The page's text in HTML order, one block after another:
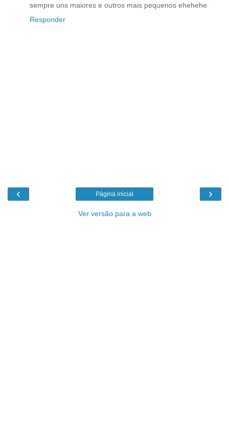
sempre uns maiores e outros mais pequenos ehehehe
Responder
‹ ›
Página inicial
Ver versão para a web